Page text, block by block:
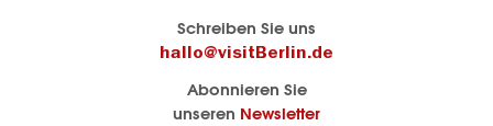
Schreiben Sie uns
hallo@visitBerlin.de
Abonnieren Sie
unseren Newsletter